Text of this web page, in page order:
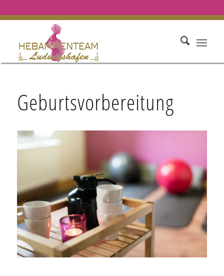
Geburtsvorbereitung